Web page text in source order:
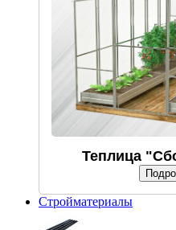
Теплица
Стройматериалы